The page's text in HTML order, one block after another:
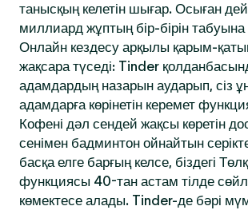
танысқың келетін шығар. Осыған
миллиард жұптың бір-бірін табуына
Онлайн кездесу арқылы қарым-
жақсара түседі: Tinder
адамдардың назарын аударып, сіз
адамдарға көрінетін керемет
Кофені дәл сендей жақсы көретін
сенімен бадминтон ойнайтын
басқа елге барғың келсе, біздегі
функциясы 40-тан астам тілде
көмектесе алады. Tinder-де бәрі